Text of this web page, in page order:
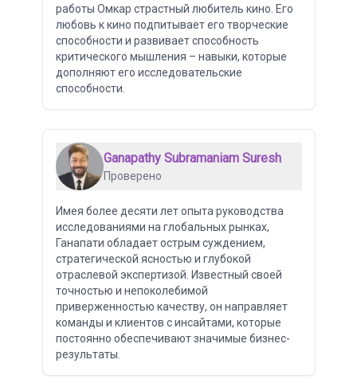
работы Омкар страстный любитель кино. Его
любовь к кино подпитывает его творческие
способности и развивает способность
критического мышления – навыки, которые
дополняют его исследовательские
способности.
Ganapathy Subramaniam Suresh
Проверено
Имея более десяти лет опыта руководства
исследованиями на глобальных рынках,
Ганапати обладает острым суждением,
стратегической ясностью и глубокой
отраслевой экспертизой. Известный своей
точностью и непоколебимой
приверженностью качеству, он направляет
команды и клиентов с инсайтами, которые
постоянно обеспечивают значимые бизнес-
результаты.